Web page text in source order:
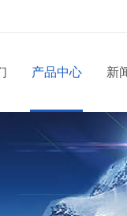
产品中心 新